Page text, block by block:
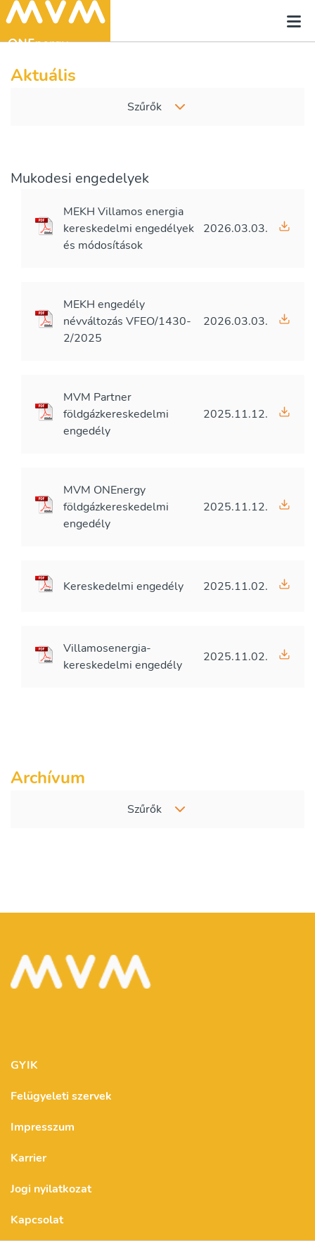
Aktuális
Szűrők
Mukodesi engedelyek
MEKH Villamos energia
kereskedelmi engedélyek
és módosítások
2026.03.03.
MEKH engedély
névváltozás VFEO/1430-
2/2025
2026.03.03.
MVM Partner
földgázkereskedelmi
engedély
2025.11.12.
MVM ONEnergy
földgázkereskedelmi
engedély
2025.11.12.
Kereskedelmi engedély 2025.11.02.
Villamosenergia-
kereskedelmi engedély
2025.11.02.
Archívum
Szűrők
GYIK
Felügyeleti szervek
Impresszum
Karrier
Jogi nyilatkozat
Kapcsolat